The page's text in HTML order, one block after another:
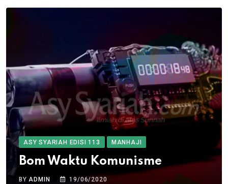
ASY SYARIAH EDISI 113 MANHAJI
Bom Waktu Komunisme
BYADMIN 19/06/2020